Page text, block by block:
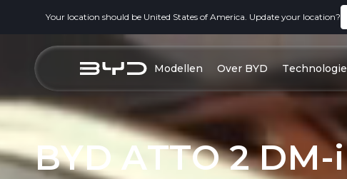
Your location should be United States of America. Update your location?
Modellen Over BYD Technologie
BYD ATTO 2 DM-i